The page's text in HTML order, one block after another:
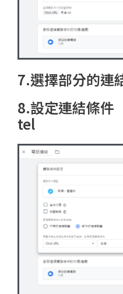
7.選擇部分的連
8.設定連結條件
tel